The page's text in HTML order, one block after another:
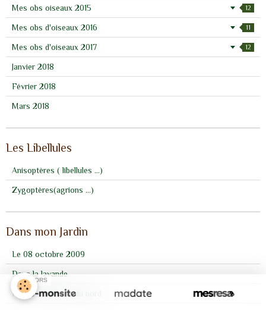
Mes obs oiseaux 2015 12
Mes obs d'oiseaux 2016 11
Mes obs d'oiseaux 2017 12
Janvier 2018
Février 2018
Mars 2018
Les Libellules
Anisoptères ( libellules ...)
Zygoptères(agrions ...)
Dans mon Jardin
Le 08 octobre 2009
Dans la lavande
Retour du pinson du nord
SPONSORS